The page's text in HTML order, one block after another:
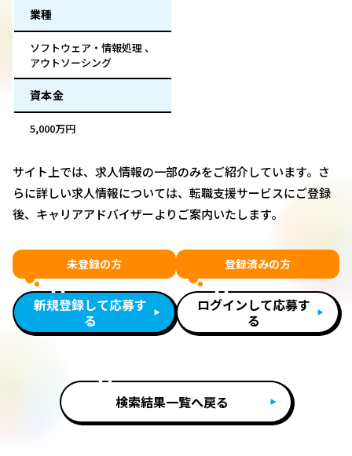
業種
ソフトウェア・情報処理 、
アウトソーシング
資本金
5,000万円
サイト上では、求人情報の一部のみをご紹介しています。さ
らに詳しい求人情報については、転職支援サービスにご登録
後、キャリアアドバイザーよりご案内いたします。
未登録の方
新規登録して応募す
る
登録済みの方
ログインして応募す
る
検索結果一覧へ戻る